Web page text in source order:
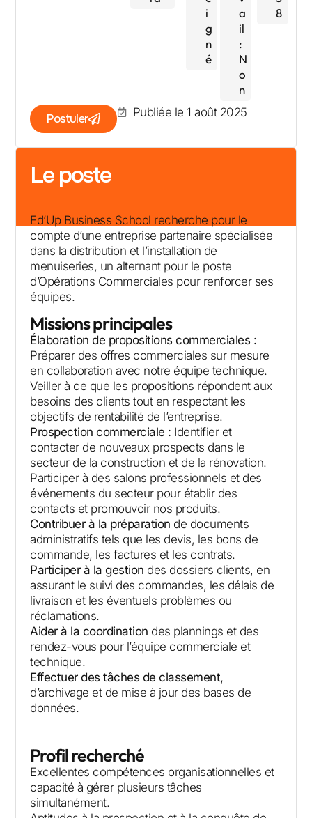
i
g
n
é
a
il
:
N
o
n
8
Postuler Publiée le 1 août 2025
Le poste
Ed’Up Business School recherche pour le
compte d’une entreprise partenaire spécialisée
dans la distribution et l’installation de
menuiseries, un alternant pour le poste
d’Opérations Commerciales pour renforcer ses
équipes.
Missions principales
Élaboration de propositions commerciales :
Préparer des offres commerciales sur mesure
en collaboration avec notre équipe technique.
Veiller à ce que les propositions répondent aux
besoins des clients tout en respectant les
objectifs de rentabilité de l’entreprise.
Prospection commerciale : Identifier et
contacter de nouveaux prospects dans le
secteur de la construction et de la rénovation.
Participer à des salons professionnels et des
événements du secteur pour établir des
contacts et promouvoir nos produits.
Contribuer à la préparation de documents
administratifs tels que les devis, les bons de
commande, les factures et les contrats.
Participer à la gestion des dossiers clients, en
assurant le suivi des commandes, les délais de
livraison et les éventuels problèmes ou
réclamations.
Aider à la coordination des plannings et des
rendez-vous pour l’équipe commerciale et
technique.
Effectuer des tâches de classement,
d’archivage et de mise à jour des bases de
données.
Profil recherché
Excellentes compétences organisationnelles et
capacité à gérer plusieurs tâches
simultanément.